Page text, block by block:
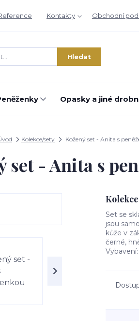
Kontakty Obchodní
Hledat
Opasky a jiné
Kolekce/sety Kožený set - Anita s
set - Anita s
Set se
jsou
kůže v
černé,
Vybavení: